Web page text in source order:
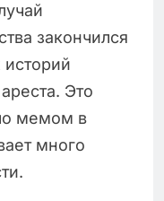
закончился
Это
мемом в
много